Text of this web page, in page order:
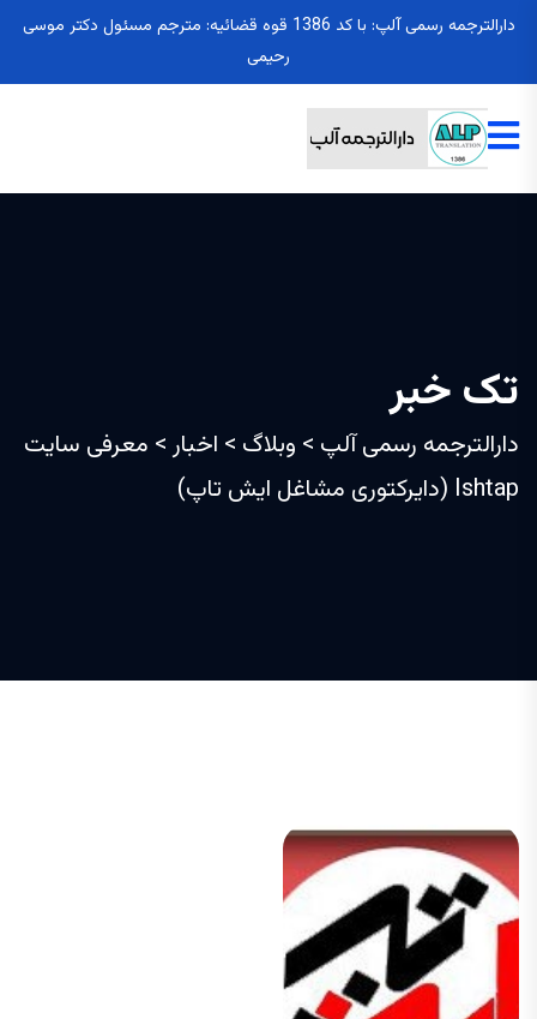
دارالترجمه رسمی آلپ: با کد 1386 قوه قضائیه: مترجم مسئول دکتر موسی
رحیمی
تک خبر
دارالترجمه رسمی آلپ > وبلاگ > اخبار> معرفی سایت
Ishtap (دایرکتوری مشاغل ایش تاپ)